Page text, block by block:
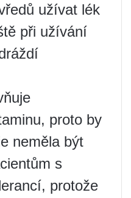
užívat lék
při užívání
proto by
neměla být
s
protože